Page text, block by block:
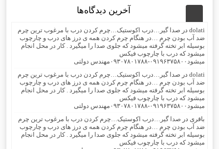
آخرین دیدگاه‌ها
dolati در صدا گیر…درب اکوستیک…چرم کردن درب با مرغوب ترین چرم
ضد آب بودن چرم …در هنگام چرم کردن همه ی درز های درب و چارچوب
بوسیله ابر تخته گرفته میشود که جلوی صدا را میگیرد . کار در محل انجام
میشود که درب با چارچوب فیکس
میشود۰۹۱۹۶۳۷۵۸۰۰-۰۹۳۰۷۸۰۱۷۸۸مهندس دولتی
dolati در صدا گیر…درب اکوستیک…چرم کردن درب با مرغوب ترین چرم
ضد آب بودن چرم …در هنگام چرم کردن همه ی درز های درب و چارچوب
بوسیله ابر تخته گرفته میشود که جلوی صدا را میگیرد . کار در محل انجام
میشود که درب با چارچوب فیکس
میشود۰۹۱۹۶۳۷۵۸۰۰-۰۹۳۰۷۸۰۱۷۸۸مهندس دولتی
باقری در صدا گیر…درب اکوستیک…چرم کردن درب با مرغوب ترین چرم
ضد آب بودن چرم …در هنگام چرم کردن همه ی درز های درب و چارچوب
بوسیله ابر تخته گرفته میشود که جلوی صدا را میگیرد . کار در محل انجام
میشود که درب با چارچوب فیکس